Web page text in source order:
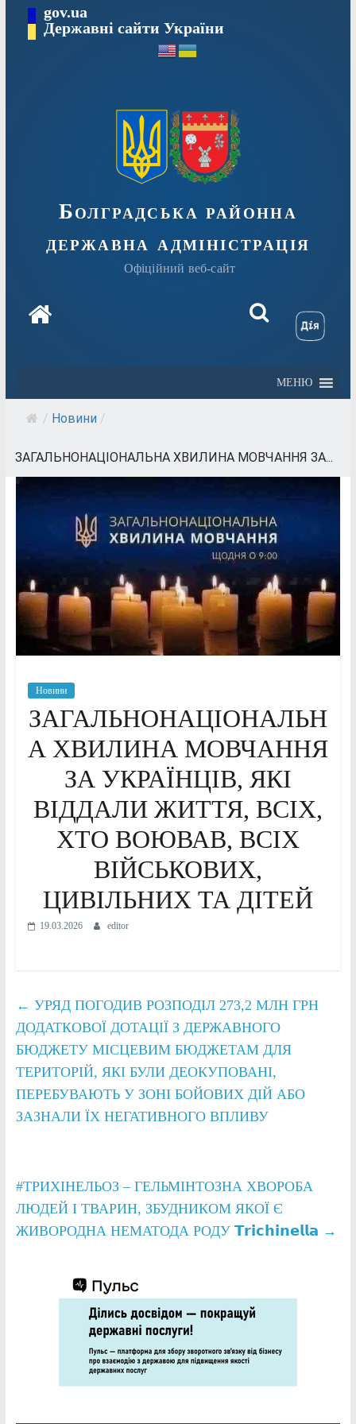
Перейтиgov.ua
Державні сайти України
Болградська районна
державна адміністрація
Офіційний веб-сайт
МЕНЮ
/ Новини /
ЗАГАЛЬНОНАЦІОНАЛЬНА ХВИЛИНА МОВЧАННЯ ЗА...
Новини
ЗАГАЛЬНОНАЦІОНАЛЬН
А ХВИЛИНА МОВЧАННЯ
ЗА УКРАЇНЦІВ, ЯКІ
ВІДДАЛИ ЖИТТЯ, ВСІХ,
ХТО ВОЮВАВ, ВСІХ
ВІЙСЬКОВИХ,
ЦИВІЛЬНИХ ТА ДІТЕЙ
19.03.2026 editor
← УРЯД ПОГОДИВ РОЗПОДІЛ 273,2 МЛН ГРН
ДОДАТКОВОЇ ДОТАЦІЇ З ДЕРЖАВНОГО
БЮДЖЕТУ МІСЦЕВИМ БЮДЖЕТАМ ДЛЯ
ТЕРИТОРІЙ, ЯКІ БУЛИ ДЕОКУПОВАНІ,
ПЕРЕБУВАЮТЬ У ЗОНІ БОЙОВИХ ДІЙ АБО
ЗАЗНАЛИ ЇХ НЕГАТИВНОГО ВПЛИВУ
#ТРИХІНЕЛЬОЗ – ГЕЛЬМІНТОЗНА ХВОРОБА
ЛЮДЕЙ І ТВАРИН, ЗБУДНИКОМ ЯКОЇ Є
ЖИВОРОДНА НЕМАТОДА РОДУ 𝗧𝗿𝗶𝗰𝗵𝗶𝗻𝗲𝗹𝗹𝗮 →